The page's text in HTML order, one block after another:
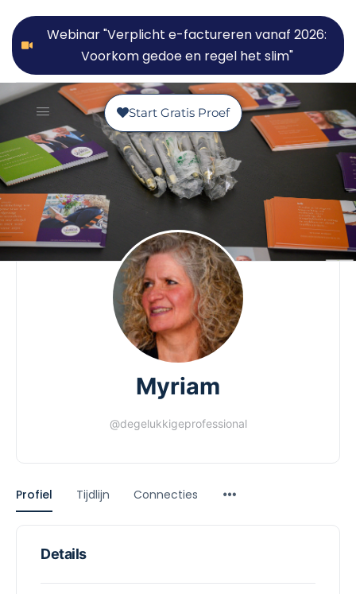
Webinar "Verplicht e-factureren vanaf 2026:
Voorkom gedoe en regel het slim"
Start Gratis Proef
Myriam
@degelukkigeprofessional
Profiel Tijdlijn Connecties
Details